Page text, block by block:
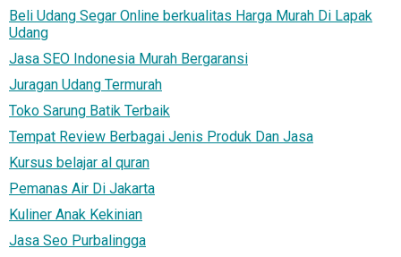
Beli Udang Segar Online berkualitas Harga Murah Di Lapak
Udang
Jasa SEO Indonesia Murah Bergaransi
Juragan Udang Termurah
Toko Sarung Batik Terbaik
Tempat Review Berbagai Jenis Produk Dan Jasa
Kursus belajar al quran
Pemanas Air Di Jakarta
Kuliner Anak Kekinian
Jasa Seo Purbalingga